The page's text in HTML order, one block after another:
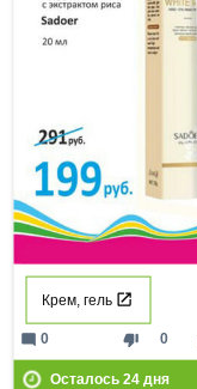
Крем, гель
thumb_down 0
mode_comment 0
Осталось 24дня